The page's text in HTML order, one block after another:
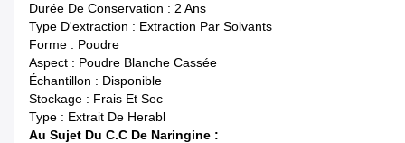
Durée De Conservation : 2 Ans
Type D'extraction : Extraction Par Solvants
Forme : Poudre
Aspect : Poudre Blanche Cassée
Échantillon : Disponible
Stockage : Frais Et Sec
Type : Extrait De Herabl
Au Sujet Du C.C De Naringine :